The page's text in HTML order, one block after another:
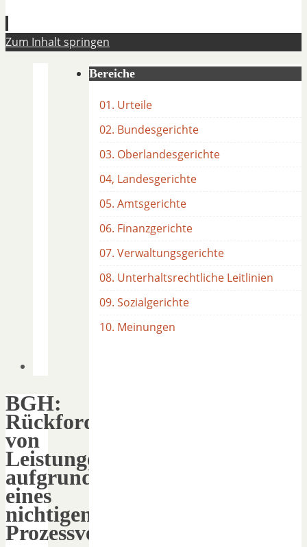
Zum Inhalt springen
BGH:
Rückforderung
von
Leistungen
aufgrund
eines
nichtigen
Prozessvergleichs
Bereiche
01. Urteile
02. Bundesgerichte
03. Oberlandesgerichte
04, Landesgerichte
05. Amtsgerichte
06. Finanzgerichte
07. Verwaltungsgerichte
08. Unterhaltsrechtliche Leitlinien
09. Sozialgerichte
10. Meinungen